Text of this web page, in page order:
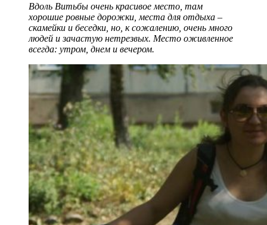
Вдоль Витьбы очень красивое место, там
хорошие ровные дорожки, места для отдыха –
скамейки и беседки, но, к сожалению, очень много
людей и зачастую нетрезвых. Место оживленное
всегда: утром, днем и вечером.